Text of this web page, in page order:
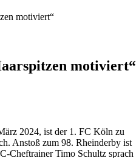
motiviert“
motiviert“
2024, ist der 1. FC Köln zu
Anstoß zum 98. Rheinderby ist
Cheftrainer Timo Schultz sprach